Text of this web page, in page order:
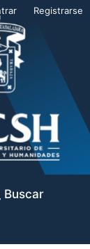
Buscar
Registrarse